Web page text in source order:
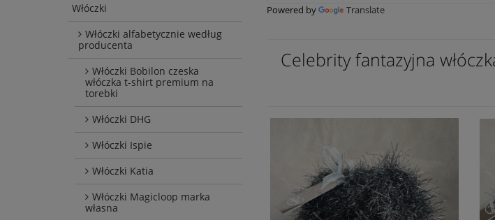
Włóczki
Włóczki alfabetycznie według
producenta
Włóczki Bobilon czeska
włóczka t-shirt premium na
torebki
Włóczki DHG
Włóczki Ispie
Włóczki Katia
Włóczki Magicloop marka
własna
Powered by Translate
Celebrity fantazyjna